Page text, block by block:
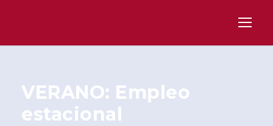
VERANO: Empleo
estacional